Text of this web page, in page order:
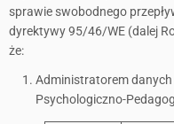
sprawie swobodnego
dyrektywy 95/46/WE (dalej
że:
Administratorem
Psychologiczno-